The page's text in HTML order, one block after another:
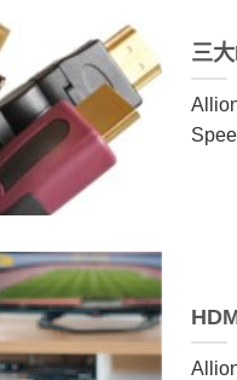
三